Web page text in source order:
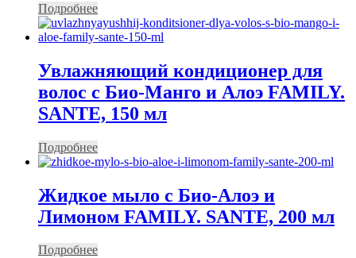
Подробнее
Увлажняющий кондиционер для
волос с Био-Манго и Алоэ FAMILY.
SANTE, 150 мл
Подробнее
Жидкое мыло с Био-Алоэ и
Лимоном FAMILY. SANTE, 200 мл
Подробнее